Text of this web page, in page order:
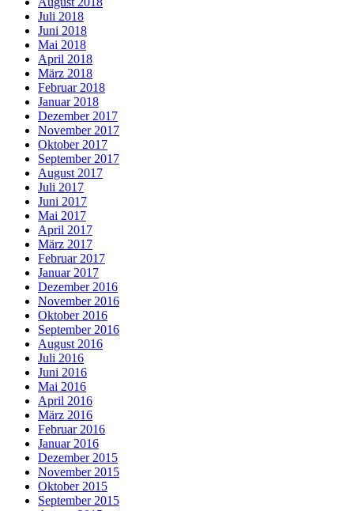
Juli 2018
Juni 2018
Mai 2018
April 2018
März 2018
Februar 2018
Januar 2018
Dezember 2017
November 2017
Oktober 2017
September 2017
August 2017
Juli 2017
Juni 2017
Mai 2017
April 2017
März 2017
Februar 2017
Januar 2017
Dezember 2016
November 2016
Oktober 2016
September 2016
August 2016
Juli 2016
Juni 2016
Mai 2016
April 2016
März 2016
Februar 2016
Januar 2016
Dezember 2015
November 2015
Oktober 2015
September 2015